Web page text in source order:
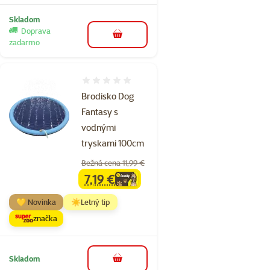
Skladom
Doprava
zadarmo
do košíka
Brodisko Dog
Fantasy s
vodnými
tryskami 100cm
Bežná cena 11,99 €
familycena
7,19 €
💛 Novinka
☀️Letný tip
značka
Skladom do košíka